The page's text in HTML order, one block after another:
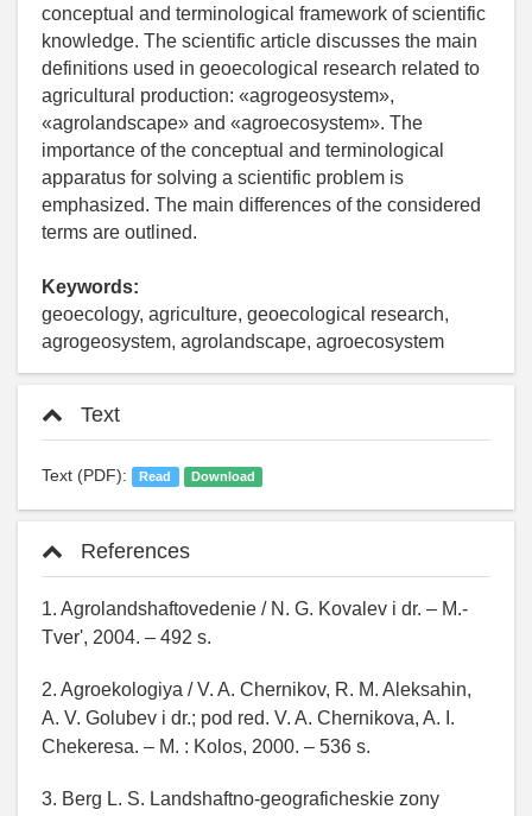
conceptual and terminological framework of scientific
knowledge. The scientific article discusses the main
definitions used in geoecological research related to
agricultural production: «agrogeosystem»,
«agrolandscape» and «agroecosystem». The
importance of the conceptual and terminological
apparatus for solving a scientific problem is
emphasized. The main differences of the considered
terms are outlined.
Keywords:
geoecology, agriculture, geoecological research,
agrogeosystem, agrolandscape, agroecosystem
Text
Text (PDF): Read Download
References
1. Agrolandshaftovedenie / N. G. Kovalev i dr. – M.-
Tver', 2004. – 492 s.
2. Agroekologiya / V. A. Chernikov, R. M. Aleksahin,
A. V. Golubev i dr.; pod red. V. A. Chernikova, A. I.
Chekeresa. – M. : Kolos, 2000. – 536 s.
3. Berg L. S. Landshaftno-geograficheskie zony